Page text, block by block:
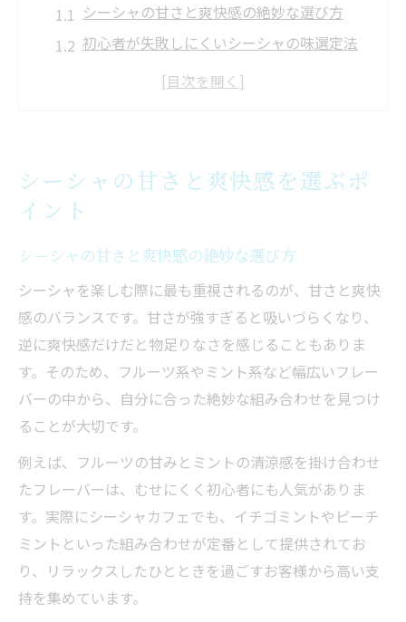
シーシャの甘さと爽快感の絶妙な選び方
初心者が失敗しにくいシーシャの味選定法
シーシャで人気の甘い系フレーバーの特徴
初心者に安心なシーシャフレーバー入門
初心者向けシーシャの優しいフレーバー選
むせにくいシーシャの選び方と吸い方のコ
ツ
シーシャ初心者に人気の定番フレーバー紹
介
初めてでも安心なシーシャのポイント解説
フルーツ系シーシャの安心感と吸いやすさ
爽やかな味を楽しむシーシャの選び方
シーシャで味わう爽やかさの選び方のコツ
ミント系シーシャの特徴とおすすめポイン
ト
シーシャの爽やか系フレーバー徹底比較
甘さ控えめシーシャで後味スッキリ体験
シーシャの甘さと爽快感を選ぶポ
イント
シーシャの甘さと爽快感の絶妙な選び方
シーシャを楽しむ際に最も重視されるのが、甘さと爽快
感のバランスです。甘さが強すぎると吸いづらくなり、
逆に爽快感だけだと物足りなさを感じることもありま
す。そのため、フルーツ系やミント系など幅広いフレー
バーの中から、自分に合った絶妙な組み合わせを見つけ
ることが大切です。
例えば、フルーツの甘みとミントの清涼感を掛け合わせ
たフレーバーは、むせにくく初心者にも人気がありま
す。実際にシーシャカフェでも、イチゴミントやピーチ
ミントといった組み合わせが定番として提供されてお
り、リラックスしたひとときを過ごすお客様から高い支
持を集めています。